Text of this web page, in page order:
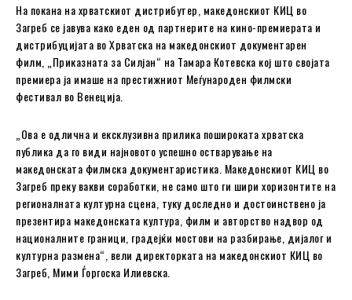
На покана на хрватскиот дистрибутер, македонскиот КИЦ во
Загреб се јавува како еден од партнерите на кино-премиерата и
дистрибуцијата во Хрватска на македонскиот документарен
филм, „Приказната за Силјан“ на Тамара Котевска кој што својата
премиера ја имаше на престижниот Меѓународен филмски
фестивал во Венеција.
„Ова е одлична и ексклузивна прилика пошироката хрватска
публика да го види најновото успешно остварување на
македонската филмска документаристика. Македонскиот КИЦ во
Загреб преку вакви соработки, не само што ги шири хоризонтите на
регионалната културна сцена, туку доследно и достоинствено ја
презентира македонската култура, филм и авторство надвор од
националните граници, градејќи мостови на разбирање, дијалог и
културна размена“, вели директорката на македонскиот КИЦ во
Загреб, Мими Ѓоргоска Илиевска.